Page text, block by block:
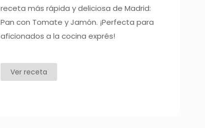
receta más rápida y deliciosa de Madrid:
Pan con Tomate y Jamón. ¡Perfecta para
aficionados a la cocina exprés!
Ver receta